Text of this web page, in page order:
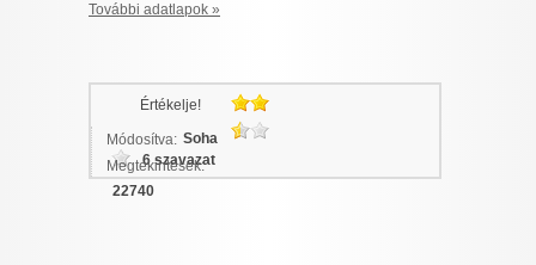
További adatlapok »
Értékelje!
6 szavazat
Módosítva: Soha
Megtekintések:
22740